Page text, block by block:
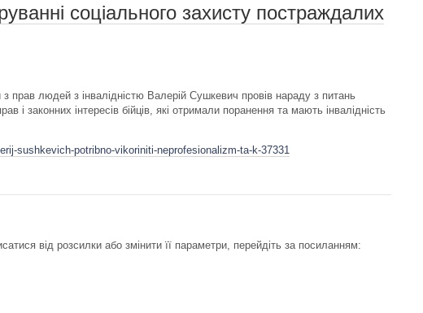
соціального захисту постраждалих
прав людей з інвалідністю Валерій Сушкевич провів нараду з питань
і законних інтересів бійців, які отримали поранення та мають інвалідність
sushkevich-potribno-vikoriniti-neprofesionalizm-ta-k-37331
від розсилки або змінити її параметри, перейдіть за посиланням: